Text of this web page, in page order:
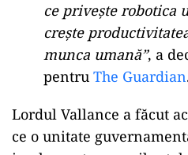
ce privește robotica
crește
munca umană”, a
pentru The Guardian
Lordul Vallance a făcut
ce o unitate